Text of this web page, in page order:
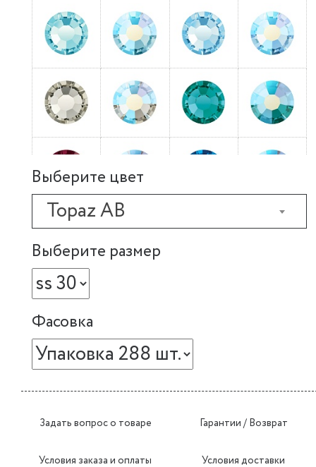
Выберите цвет
Topaz AB
Выберите размер
Фасовка
Задать вопрос о товаре Гарантии / Возврат
Условия заказа и оплаты Условия доставки